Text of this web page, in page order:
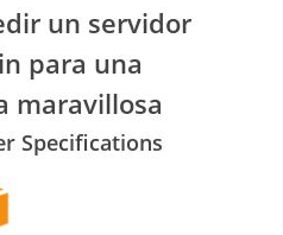
un servidor
para una
maravillosa
Specifications